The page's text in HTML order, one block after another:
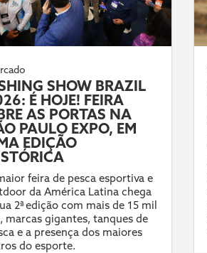
SHOW BRAZIL
É HOJE! FEIRA
AS PORTAS NA
PAULO EXPO, EM
EDIÇÃO
feira de pesca esportiva e
da América Latina chega
2ª edição com mais de 15 mil
marcas gigantes, tanques de
e a presença dos maiores
do esporte.